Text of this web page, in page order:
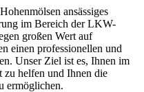
ansässiges
im Bereich der LKW-
großen Wert auf
einen professionellen und
Unser Ziel ist es, Ihnen im
zu helfen und Ihnen die
ermöglichen.